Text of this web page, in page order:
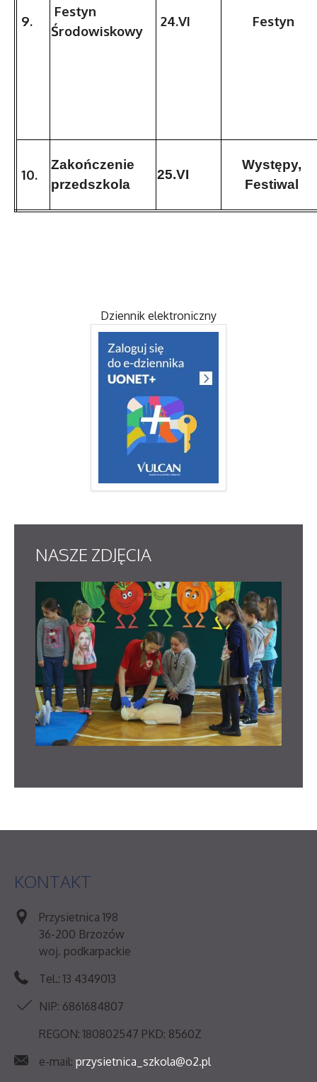
9.
Festyn
Środowiskowy
24.VI Festyn
10.
Zakończenie
przedszkola
25.VI
Występy,
Festiwal
Dziennik elektroniczny
NASZE ZDJĘCIA
KONTAKT
Przysietnica 198
36-200 Brzozów
woj. podkarpackie
Tel.: 13 4349013
NIP: 6861684807
REGON: 180802547 PKD: 8560Z
e-mail: przysietnica_szkola@o2.pl